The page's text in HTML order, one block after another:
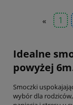
« 1
Idealne
powyżej
Smoczki
wybór dla